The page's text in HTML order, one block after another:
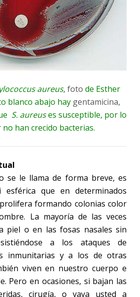
aureus, foto de Esther
blanco abajo hay gentamicina,
S. aureuses susceptible, por lo
han crecido bacterias.
se le llama de forma breve, es
esférica que en determinados
formando colonias color
La mayoría de las veces
piel o en las fosas nasales sin
a los ataques de
inmunitarias y a los de otras
viven en nuestro cuerpo e
Pero en ocasiones, si bajan las
cirugía, o vaya usted a